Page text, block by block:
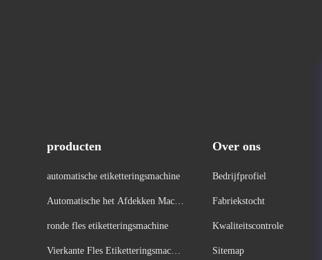
producten
automatische etiketteringsmachine
Automatische het Afdekken Machi
ronde fles etiketteringsmachine
Vierkante Fles Etiketteringsmachin
Over ons
Bedrijfprofiel
Fabriekstocht
Kwaliteitscontrole
Sitemap